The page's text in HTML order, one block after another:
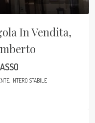
In Vendita,
INTERO STABILE